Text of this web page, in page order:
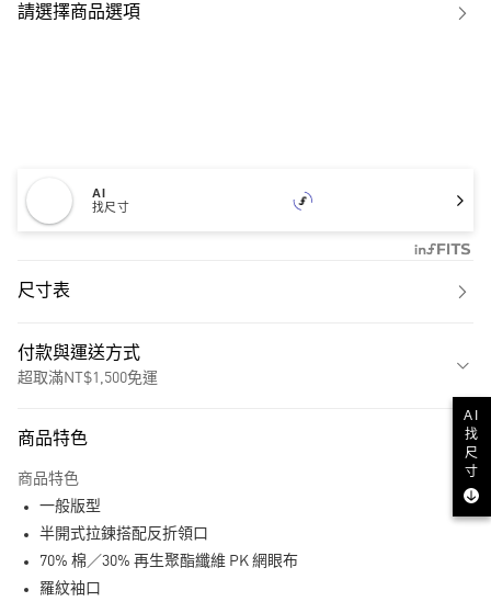
請選擇商品選項
AI
找尺寸
尺寸表
付款與運送方式
超取滿NT$1,500免運
LINE Pay
商品特色
商品特色
一般版型
半開式拉鍊搭配反折領口
70% 棉／30% 再生聚酯纖維 PK 網眼布
羅紋袖口
AI
找
尺
寸